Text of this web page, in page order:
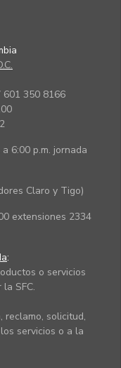
350 8166
6:00 p.m. jornada
Claro y Tigo)
extensiones 2334
:
o servicios
SFC.
reclamo, solicitud,
servicios o a la